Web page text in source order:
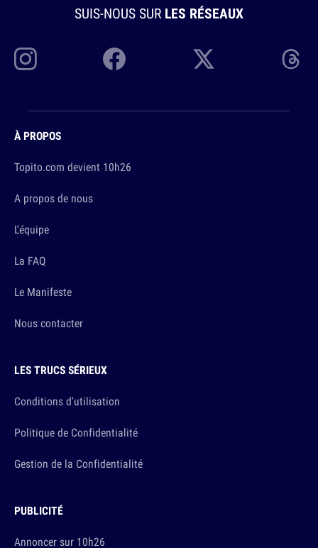
SUIS-NOUS SUR LES RÉSEAUX
À PROPOS
Topito.com devient 10h26
A propos de nous
L'équipe
La FAQ
Le Manifeste
Nous contacter
LES TRUCS SÉRIEUX
Conditions d'utilisation
Politique de Confidentialité
Gestion de la Confidentialité
PUBLICITÉ
Annoncer sur 10h26